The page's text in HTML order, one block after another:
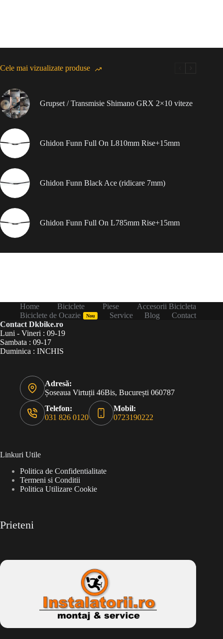
Cele mai vizualizate produse
Grupset / Transmisie Shimano GRX 2×10 viteze
Ghidon Funn Full On L810mm Rise+15mm
Ghidon Funn Black Ace (ridicare 7mm)
Ghidon Funn Full On L785mm Rise+15mm
Home Biciclete Piese
Accesorii Bicicleta
Biciclete de Ocazie
Nou Service Blog
Contact
Contact Dkbike.ro
Luni - Vineri : 09-19
Sambata : 09-17
Duminica : INCHIS
Adresă:
Șoseaua Virtuții 46Bis, București 060787
Telefon:
031 826 0120
Mobil:
0723190222
Linkuri Utile
Politica de Confidentialitate
Termeni si Conditii
Politica Utilizare Cookie
Prieteni